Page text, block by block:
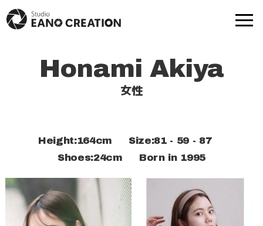
商品撮影 動画-映像制作
プロフ撮影 撮影実績
モデル一覧 提携スタジオ一覧
Honami Akiya
女性
Height:164cm Size:81 - 59 - 87
Shoes:24cm Born in 1995